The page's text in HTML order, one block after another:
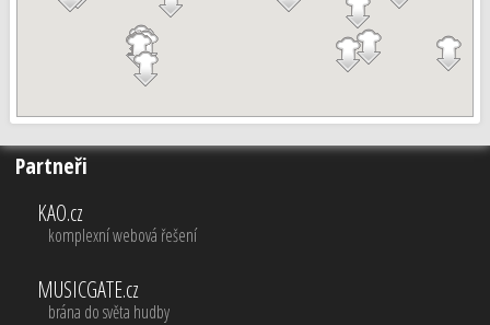
Partneři
KAO.cz
komplexní webová řešení
MUSICGATE.cz
brána do světa hudby